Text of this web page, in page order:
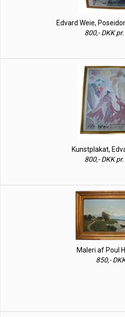
Edvard Weie,
800,- DKK
Kunstplakat,
800,- DKK
Maleri af Poul
850,-